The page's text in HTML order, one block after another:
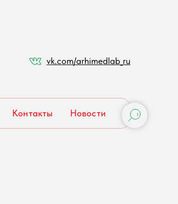
vk.com/arhimedlab_ru
Контакты Новости